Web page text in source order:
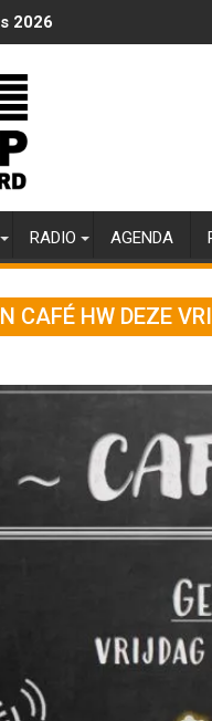
2026
RADIO AGENDA
CAFÉ HW DEZE